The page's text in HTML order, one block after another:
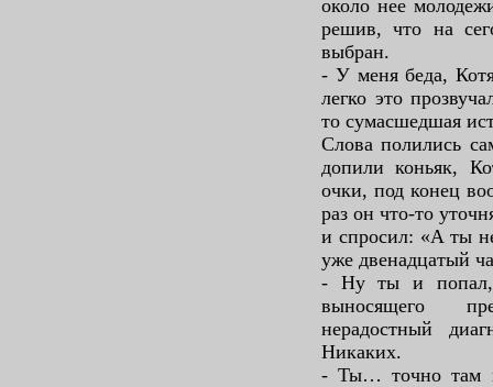
около нее
решив, что на
выбран.
- У меня беда,
легко это
то сумасшедшая
Слова полились
допили коньяк,
очки, под конец
раз он что-то
и спросил: «А ты
уже двенадцатый
- Ну ты и попал,
выносящего
нерадостный
Никаких.
- Ты… точно там